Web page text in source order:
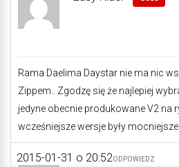
Rama Daelima Daystar nie ma nic
Zippem.. Zgodzę się że najlepiej
jedyne obecnie produkowane V2 na
wcześniejsze wersje były mocniejsze.
2015-01-31 o 20:52ODPOWIEDZ